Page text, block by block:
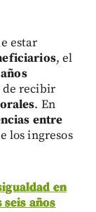
estar
, el
de recibir
. En
entre
los ingresos
en
años